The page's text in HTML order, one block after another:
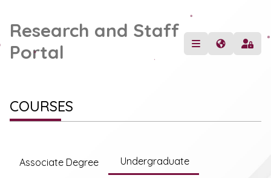
Research and Staff
Portal
COURSES
Associate Degree Undergraduate